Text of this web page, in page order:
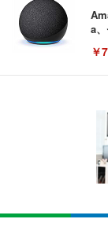
a
￥
(
イ